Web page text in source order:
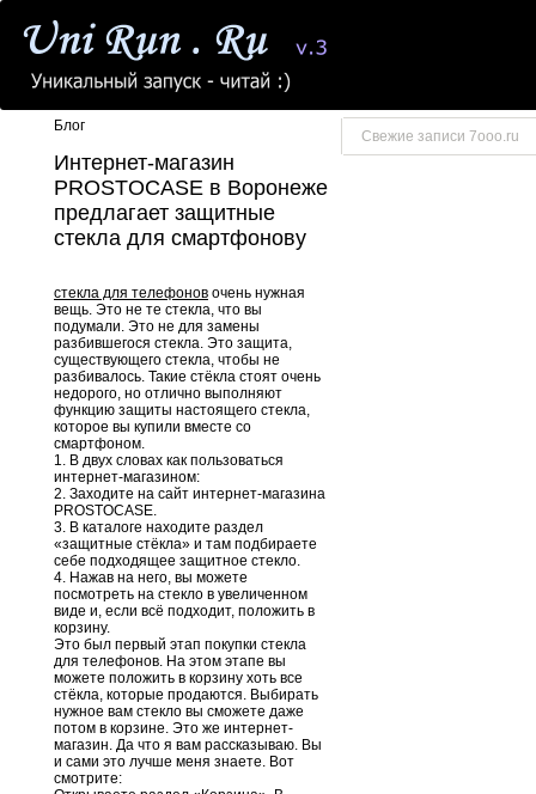
Блог
Интернет-магазин
PROSTOCASE в Воронеже
предлагает защитные
стекла для смартфонову
стекла для телефонов очень нужная
вещь. Это не те стекла, что вы
подумали. Это не для замены
разбившегося стекла. Это защита,
существующего стекла, чтобы не
разбивалось. Такие стёкла стоят очень
недорого, но отлично выполняют
функцию защиты настоящего стекла,
которое вы купили вместе со
смартфоном.
1. В двух словах как пользоваться
интернет-магазином:
2. Заходите на сайт интернет-магазина
PROSTOCASE.
3. В каталоге находите раздел
«защитные стёкла» и там подбираете
себе подходящее защитное стекло.
4. Нажав на него, вы можете
посмотреть на стекло в увеличенном
виде и, если всё подходит, положить в
корзину.
Это был первый этап покупки стекла
для телефонов. На этом этапе вы
можете положить в корзину хоть все
стёкла, которые продаются. Выбирать
нужное вам стекло вы сможете даже
потом в корзине. Это же интернет-
магазин. Да что я вам рассказываю. Вы
и сами это лучше меня знаете. Вот
смотрите:
Свежие записи 7ooo.ru